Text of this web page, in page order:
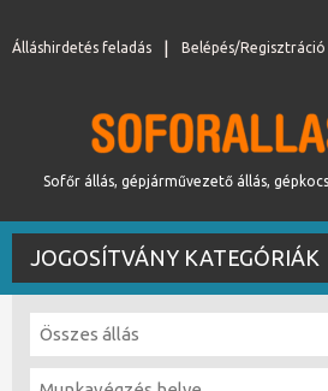
Belépés/Regisztráció
Álláshirdetés feladás
Sofőr állás, gépjárművezető állás,
JOGOSÍTVÁNY KATEGÓRIÁK